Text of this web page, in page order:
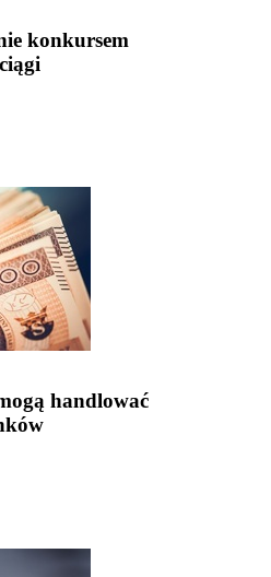
konkursem
handlować